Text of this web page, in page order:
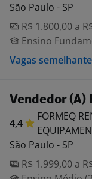
São Paulo - SP
R$ 1.800,00 a
Ensino
Vagas
Vendedor (A)
4,4
FORMEQ
São Paulo - SP
R$ 1.999,00 a